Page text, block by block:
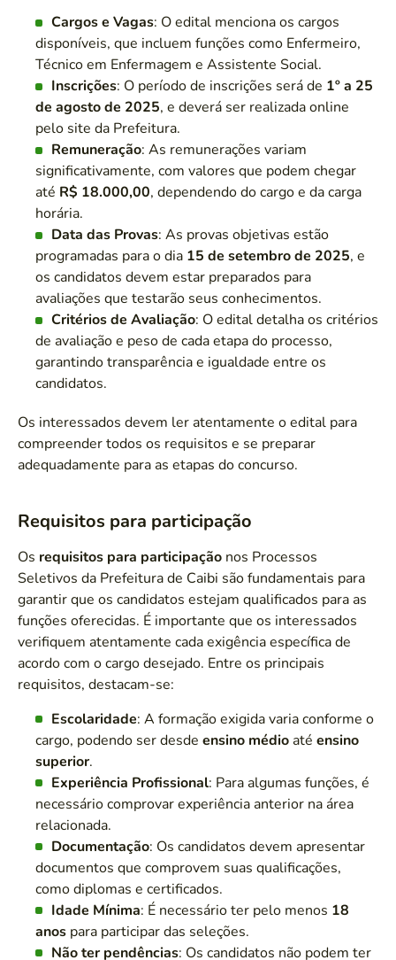
Cargos e Vagas: O edital menciona os cargos
disponíveis, que incluem funções como Enfermeiro,
Técnico em Enfermagem e Assistente Social.
Inscrições: O período de inscrições será de 1º a 25
de agosto de 2025, e deverá ser realizada online
pelo site da Prefeitura.
Remuneração: As remunerações variam
significativamente, com valores que podem chegar
até R$ 18.000,00, dependendo do cargo e da carga
horária.
Data das Provas: As provas objetivas estão
programadas para o dia 15 de setembro de 2025, e
os candidatos devem estar preparados para
avaliações que testarão seus conhecimentos.
Critérios de Avaliação: O edital detalha os critérios
de avaliação e peso de cada etapa do processo,
garantindo transparência e igualdade entre os
candidatos.
Os interessados devem ler atentamente o edital para
compreender todos os requisitos e se preparar
adequadamente para as etapas do concurso.
Requisitos para participação
Os requisitos para participação nos Processos
Seletivos da Prefeitura de Caibi são fundamentais para
garantir que os candidatos estejam qualificados para as
funções oferecidas. É importante que os interessados
verifiquem atentamente cada exigência específica de
acordo com o cargo desejado. Entre os principais
requisitos, destacam-se:
Escolaridade: A formação exigida varia conforme o
cargo, podendo ser desde ensino médio até ensino
superior.
Experiência Profissional: Para algumas funções, é
necessário comprovar experiência anterior na área
relacionada.
Documentação: Os candidatos devem apresentar
documentos que comprovem suas qualificações,
como diplomas e certificados.
Idade Mínima: É necessário ter pelo menos 18
anos para participar das seleções.
Não ter pendências: Os candidatos não podem ter